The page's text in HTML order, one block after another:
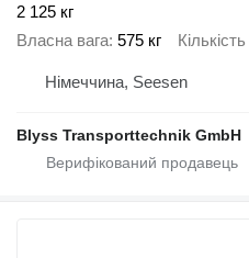
2 125 кг
Власна вага 575 кг
Німеччина, Seesen
Blyss Transporttechnik GmbH